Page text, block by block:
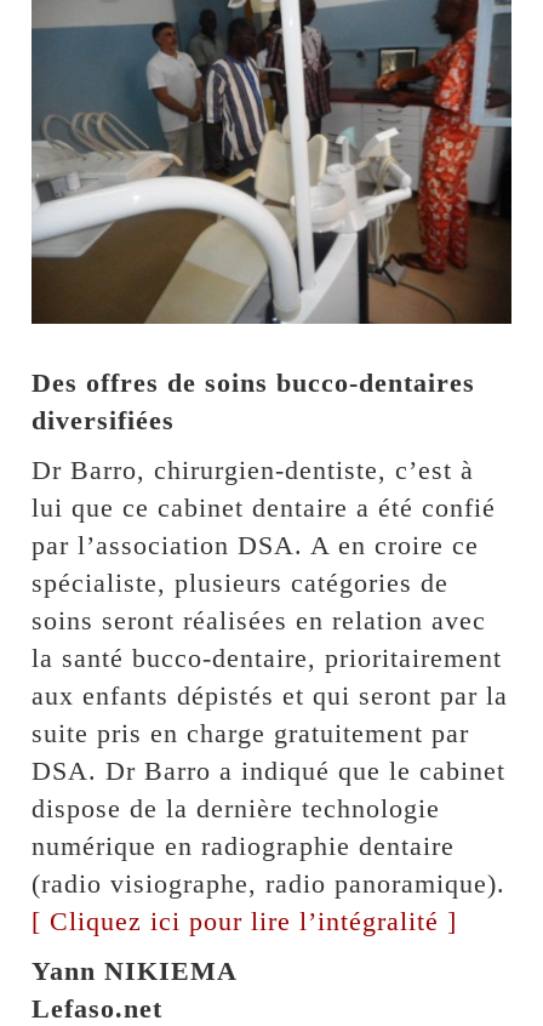
Des offres de soins bucco-dentaires
diversifiées
Dr Barro, chirurgien-dentiste, c’est à
lui que ce cabinet dentaire a été confié
par l’association DSA. A en croire ce
spécialiste, plusieurs catégories de
soins seront réalisées en relation avec
la santé bucco-dentaire, prioritairement
aux enfants dépistés et qui seront par la
suite pris en charge gratuitement par
DSA. Dr Barro a indiqué que le cabinet
dispose de la dernière technologie
numérique en radiographie dentaire
(radio visiographe, radio panoramique).
[ Cliquez ici pour lire l’intégralité ]
Yann NIKIEMA
Lefaso.net